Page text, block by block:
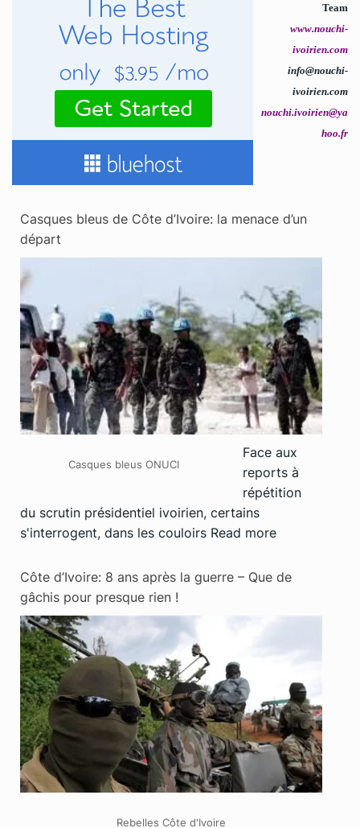
Team
www.nouchi-
ivoirien.com
info@nouchi-
ivoirien.com
nouchi.ivoirien@ya
hoo.fr
Casques bleus de Côte d’Ivoire: la menace d’un
départ
Casques bleus ONUCI
Face aux
reports à
répétition
du scrutin présidentiel ivoirien, certains
s'interrogent, dans les couloirs Read more
Côte d’Ivoire: 8 ans après la guerre – Que de
gâchis pour presque rien !
Rebelles Côte d'Ivoire